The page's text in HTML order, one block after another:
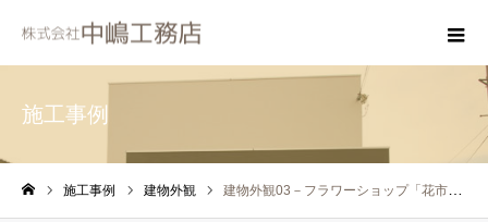
施工事例
施工事例 建物外観 建物外観03－フラワーショップ「花市」様